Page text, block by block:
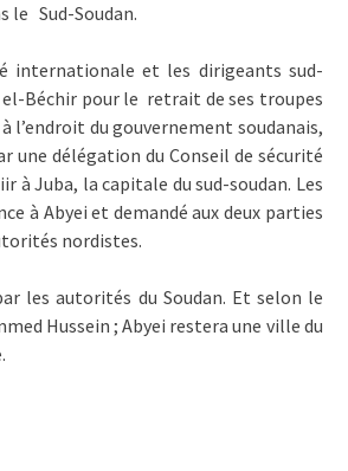
le Sud-Soudan.
internationale et les dirigeants sud-
Béchir pour le retrait de ses troupes
l’endroit du gouvernement soudanais,
une délégation du Conseil de sécurité
à Juba, la capitale du sud-soudan. Les
à Abyei et demandé aux deux parties
nordistes.
les autorités du Soudan. Et selon le
Hussein ; Abyei restera une ville du